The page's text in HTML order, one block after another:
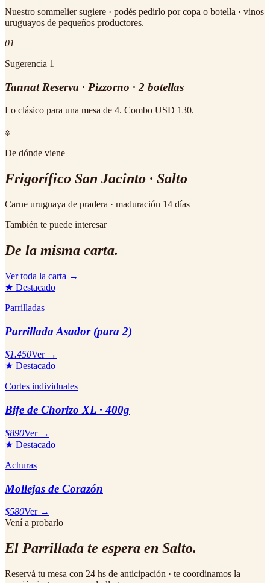
Nuestro sommelier sugiere · podés pedirlo por copa o botella · vinos
uruguayos de pequeños productores.
01
Sugerencia 1
Tannat Reserva · Pizzorno · 2 botellas
Lo clásico para una mesa de 4. Combo USD 130.
※
De dónde viene
Frigorífico San Jacinto · Salto
Carne uruguaya de pradera · maduración 14 días
También te puede interesar
De la misma carta.
Ver toda la carta →
★ Destacado
Parrilladas
Parrillada Asador (para 2)
$1.450Ver →
★ Destacado
Cortes individuales
Bife de Chorizo XL · 400g
$890Ver →
★ Destacado
Achuras
Mollejas de Corazón
$580Ver →
Vení a probarlo
El Parrillada te espera en Salto.
Reservá tu mesa con 24 hs de anticipación · te coordinamos la